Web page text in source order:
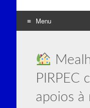
Menu
content
PIRPEC
apoios à